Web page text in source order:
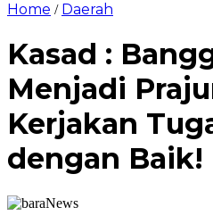
Home / Daerah
Kasad :
Menjadi
Kerjakan
dengan Baik!